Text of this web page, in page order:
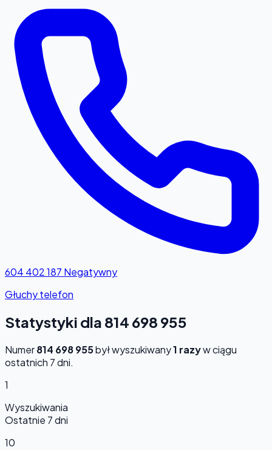
604 402 187 Negatywny
Głuchy telefon
Statystyki dla 814 698 955
Numer814 698 955był wyszukiwany1 razyw ciągu
ostatnich 7 dni.
1
Wyszukiwania
Ostatnie 7 dni
10